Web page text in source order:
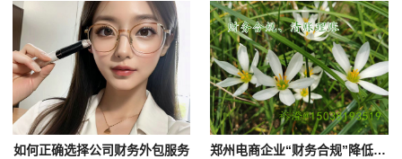
如何正确选择公司财务外包服务 郑州电商企业“财务合规”降低涉税风险澄